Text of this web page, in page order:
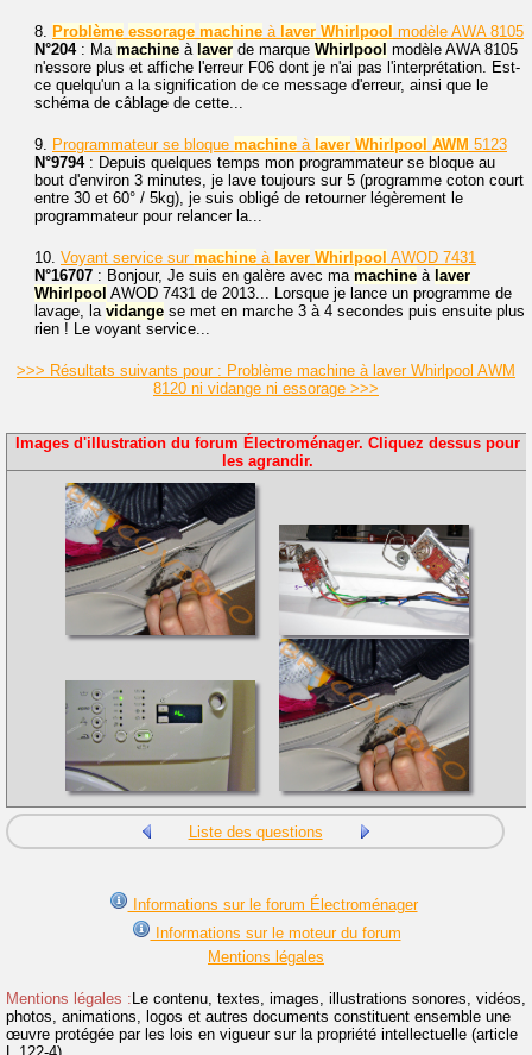
8. Problème essorage machine à laver Whirlpool modèle AWA 8105
N°204: Ma machine à laver de marque Whirlpool modèle AWA 8105
n'essore plus et affiche l'erreur F06 dont je n'ai pas l'interprétation. Est-
ce quelqu'un a la signification de ce message d'erreur, ainsi que le
schéma de câblage de cette...
9. Programmateur se bloque machine à laver Whirlpool AWM 5123
N°9794: Depuis quelques temps mon programmateur se bloque au
bout d'environ 3 minutes, je lave toujours sur 5 (programme coton court
entre 30 et 60° / 5kg), je suis obligé de retourner légèrement le
programmateur pour relancer la...
10. Voyant service sur machine à laver Whirlpool AWOD 7431
N°16707 : Bonjour, Je suis en galère avec ma machine à laver
Whirlpool AWOD 7431 de 2013... Lorsque je lance un programme de
lavage, la vidange se met en marche 3 à 4 secondes puis ensuite plus
rien ! Le voyant service...
>>> Résultats suivants pour : Problème machine à laver Whirlpool AWM
8120 ni vidange ni essorage >>>
Images d'illustration du forum Électroménager. Cliquez dessus pour
les agrandir.
Liste des questions
Informations sur le forum Électroménager
Informations sur le moteur du forum
Mentions légales
Mentions légales : Le contenu, textes, images, illustrations sonores, vidéos,
photos, animations, logos et autres documents constituent ensemble une
œuvre protégée par les lois en vigueur sur la propriété intellectuelle (article